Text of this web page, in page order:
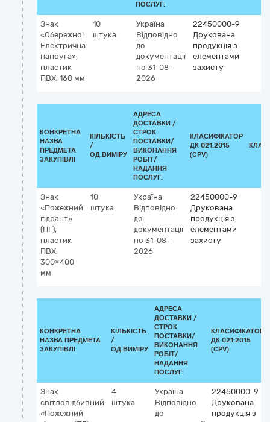
ПОСЛУГ:
Знак
«Обережно!
Електрична
напруга»,
пластик
ПВХ, 160 мм
10
штука
Україна
Відповідно
до
документації
по 31-08-
2026
22450000-9
Друкована
продукція з
елементами
захисту
КОНКРЕТНА
НАЗВА
ПРЕДМЕТА
ЗАКУПІВЛІ
КІЛЬКІСТЬ
/
ОД.ВИМІРУ
АДРЕСА
ДОСТАВКИ /
СТРОК
ПОСТАВКИ/
ВИКОНАННЯ
РОБІТ/
НАДАННЯ
ПОСЛУГ:
КЛАСИФІКАТОР
ДК 021:2015
(CPV)
Знак
«Пожежний
гідрант»
(ПГ),
пластик
ПВХ,
300×400
мм
10
штука
Україна
Відповідно
до
документації
по 31-08-
2026
22450000-9
Друкована
продукція з
елементами
захисту
КОНКРЕТНА
НАЗВА ПРЕДМЕТА
ЗАКУПІВЛІ
КІЛЬКІСТЬ
/
ОД.ВИМІРУ
АДРЕСА
ДОСТАВКИ /
СТРОК
ПОСТАВКИ/
ВИКОНАННЯ
РОБІТ/
НАДАННЯ
ПОСЛУГ:
КЛАСИФІКАТОР
ДК 021:2015
(CPV)
Знак
світловідбивний
«Пожежний
4
штука
Україна
Відповідно
до
22450000-9
Друкована
продукція з